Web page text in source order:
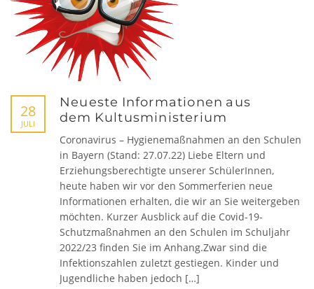
28
JULI
Neueste Informationen aus
dem Kultusministerium
Coronavirus – Hygienemaßnahmen an den Schulen
in Bayern (Stand: 27.07.22) Liebe Eltern und
Erziehungsberechtigte unserer SchülerInnen,
heute haben wir vor den Sommerferien neue
Informationen erhalten, die wir an Sie weitergeben
möchten. Kurzer Ausblick auf die Covid-19-
Schutzmaßnahmen an den Schulen im Schuljahr
2022/23 finden Sie im Anhang.Zwar sind die
Infektionszahlen zuletzt gestiegen. Kinder und
Jugendliche haben jedoch […]